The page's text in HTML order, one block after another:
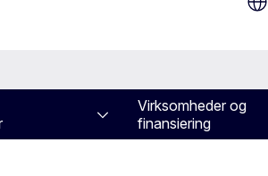
Virksomheder og
finansiering